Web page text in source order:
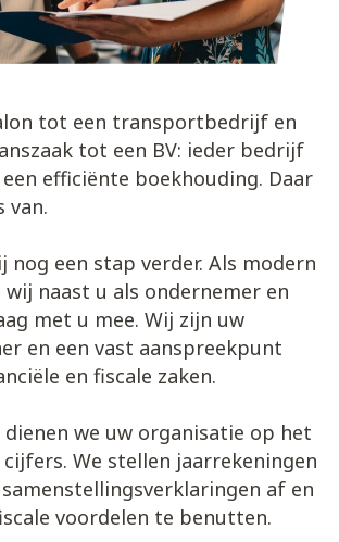
tot een transportbedrijf en
tot een BV: ieder bedrijf
efficiënte boekhouding. Daar
van.
nog een stap verder. Als modern
naast u als ondernemer en
met u mee. Wij zijn uw
en een vast aanspreekpunt
en fiscale zaken.
dienen we uw organisatie op het
We stellen jaarrekeningen
af en
voordelen te benutten.